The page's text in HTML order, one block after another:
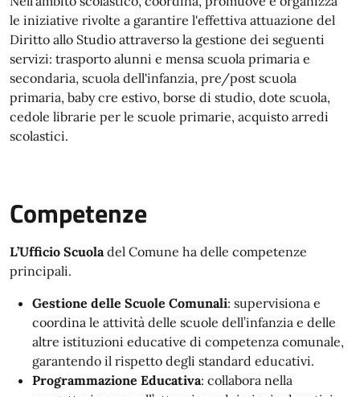
le iniziative rivolte a garantire l'effettiva attuazione del
Diritto allo Studio attraverso la gestione dei seguenti
servizi: trasporto alunni e mensa scuola primaria e
secondaria, scuola dell'infanzia, pre/post scuola
primaria, baby cre estivo, borse di studio, dote scuola,
cedole librarie per le scuole primarie, acquisto arredi
scolastici.
Competenze
L’Ufficio Scuoladel Comune ha delle competenze
principali.
Gestione delle Scuole Comunali: supervisiona e
coordina le attività delle scuole dell’infanzia e delle
altre istituzioni educative di competenza comunale,
garantendo il rispetto degli standard educativi.
Programmazione Educativa: collabora nella